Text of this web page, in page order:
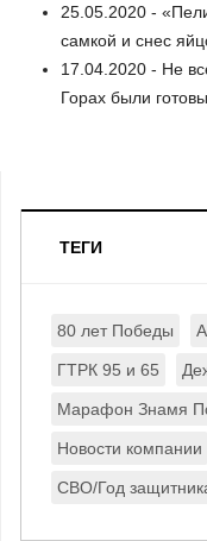
25.05.2020 -
самкой и снес
17.04.2020 - Не
Горах были
ТЕГИ
80 лет Победы
ГТРК 95 и 65
Марафон Знамя
Новости компании
СВО/Год